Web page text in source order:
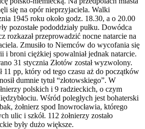
się na opór nieprzyjaciela. Walki
1945 roku około godz. 18.30, a o 20.00
pozostałe pododdziały pułku. Dowódca
rozkazał przeprowadzić nocne natarcie na
Zmusiło to Niemców do wycofania się
i broni ciężkiej spowalniał jednak natarcie.
31 stycznia Złotów został wyzwolony.
11 pp, który od tego czasu aż do początków
dumnie tytuł “złotowskiego”. W
polskich i 9 radzieckich, o czym
Wśród poległych jest bohaterski
żołnierz spod Inowrocławia, którego
ulic i szkół. 112 żołnierzy zostało
były dużo większe.